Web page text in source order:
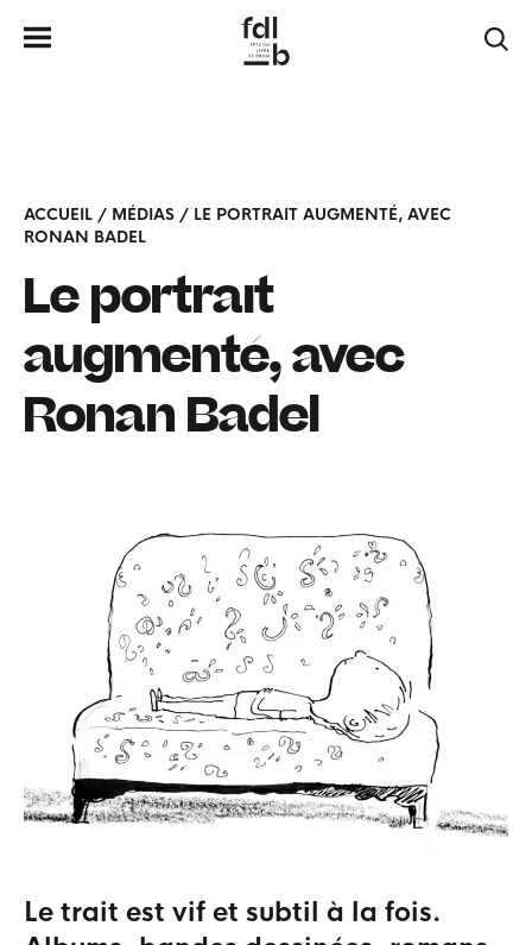
ACCUEIL / MÉDIAS / LE PORTRAIT AUGMENTÉ, AVEC
RONAN BADEL
Le portrait
augmenté, avec
Ronan Badel
Le trait est vif et subtil à la fois.